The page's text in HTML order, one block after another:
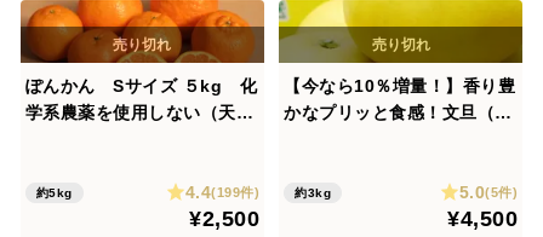
ぽんかん Sサイズ ５kg 化
学系農薬を使用しない（天然
約5kg 4.4(199件)
¥2,500
【今なら10％増量！】香り豊
かなプリッと食感！文旦（贈
約3kg 5.0(5件)
¥4,500